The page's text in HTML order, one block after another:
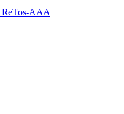
ReTos-AAA